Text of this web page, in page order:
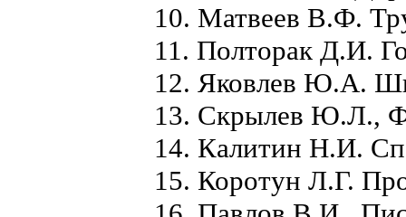
10. Матвеев В.Ф.
11. Полторак Д.И.
12. Яковлев Ю.А.
13. Скрылев Ю.Л.,
14. Калитин Н.И.
15. Коротун Л.Г.